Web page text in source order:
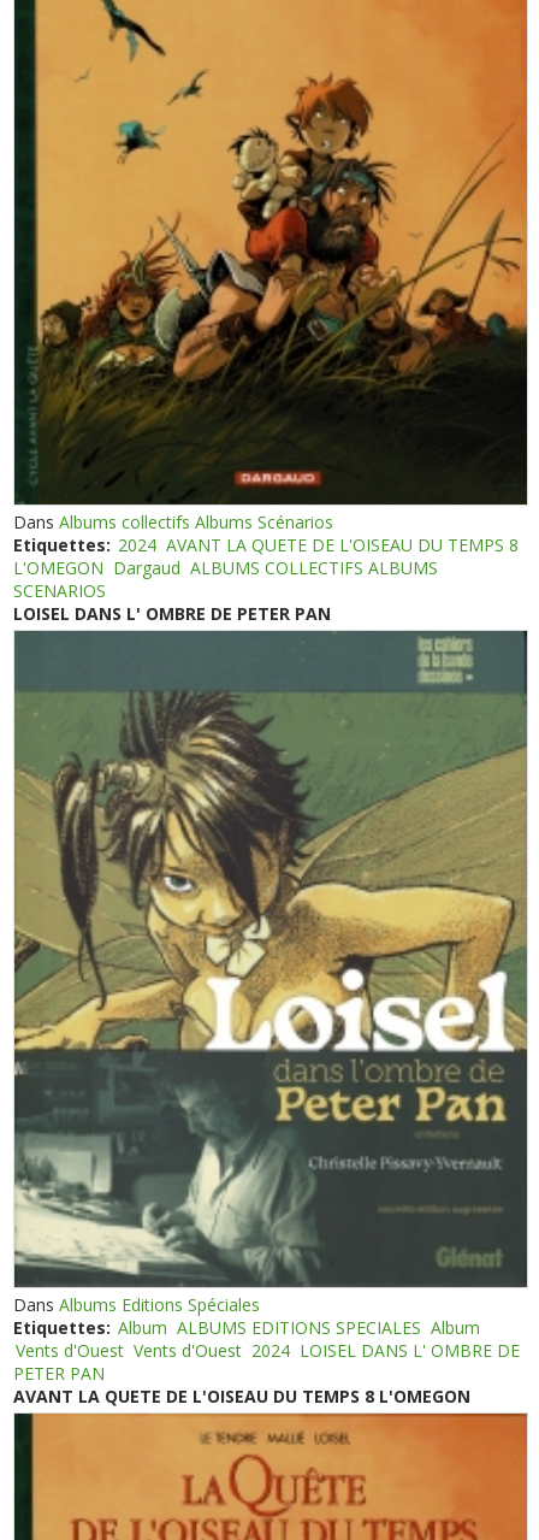
DansAlbums collectifs Albums Scénarios
Etiquettes: 2024 AVANT LA QUETE DE L'OISEAU DU TEMPS 8
L'OMEGON Dargaud ALBUMS COLLECTIFS ALBUMS
SCENARIOS
LOISEL DANS L' OMBRE DE PETER PAN
DansAlbums Editions Spéciales
Etiquettes: Album ALBUMS EDITIONS SPECIALES Album
Vents d'Ouest Vents d'Ouest 2024 LOISEL DANS L' OMBRE DE
PETER PAN
AVANT LA QUETE DE L'OISEAU DU TEMPS 8 L'OMEGON